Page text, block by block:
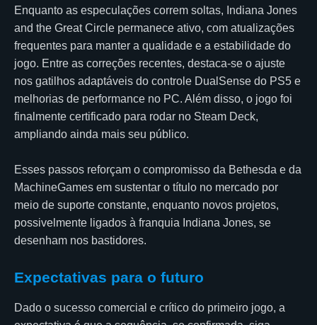
Enquanto as especulações correm soltas, Indiana Jones
and the Great Circle permanece ativo, com atualizações
frequentes para manter a qualidade e a estabilidade do
jogo. Entre as correções recentes, destaca-se o ajuste
nos gatilhos adaptáveis do controle DualSense do PS5 e
melhorias de performance no PC. Além disso, o jogo foi
finalmente certificado para rodar no Steam Deck,
ampliando ainda mais seu público.
Esses passos reforçam o compromisso da Bethesda e da
MachineGames em sustentar o título no mercado por
meio de suporte constante, enquanto novos projetos,
possivelmente ligados à franquia Indiana Jones, se
desenham nos bastidores.
Expectativas para o futuro
Dado o sucesso comercial e crítico do primeiro jogo, a